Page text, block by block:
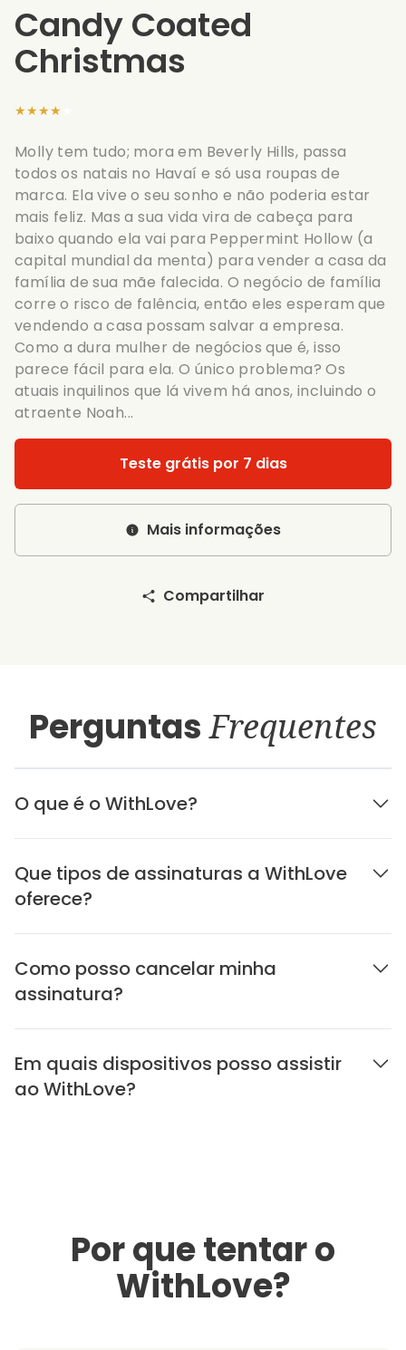
Candy Coated
Christmas
★★★★★
Molly tem tudo; mora em Beverly Hills, passa
todos os natais no Havaí e só usa roupas de
marca. Ela vive o seu sonho e não poderia estar
mais feliz. Mas a sua vida vira de cabeça para
baixo quando ela vai para Peppermint Hollow (a
capital mundial da menta) para vender a casa da
família de sua mãe falecida. O negócio de família
corre o risco de falência, então eles esperam que
vendendo a casa possam salvar a empresa.
Como a dura mulher de negócios que é, isso
parece fácil para ela. O único problema? Os
atuais inquilinos que lá vivem há anos, incluindo o
atraente Noah...
Teste grátis por 7 dias
Mais informações
Compartilhar
PerguntasFrequentes
O que é o WithLove?
Que tipos de assinaturas a WithLove
oferece?
Como posso cancelar minha
assinatura?
Em quais dispositivos posso assistir
ao WithLove?
Por que tentar o
WithLove?